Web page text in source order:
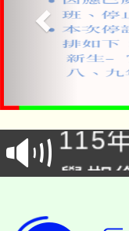
淨
會
115
程
學期